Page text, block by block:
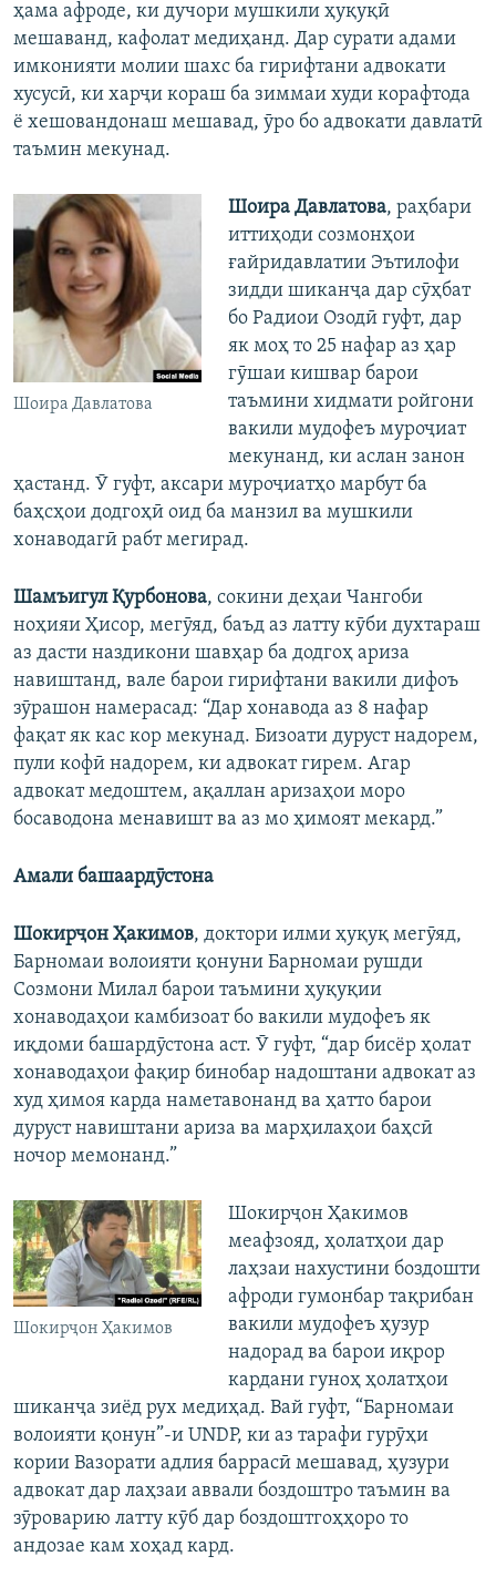
ҳама афроде, ки дучори мушкили ҳуқуқӣ
мешаванд, кафолат медиҳанд. Дар сурати адами
имконияти молии шахс ба гирифтани адвокати
хусусӣ, ки харҷи кораш ба зиммаи худи корафтода
ё хешовандонаш мешавад, ӯро бо адвокати давлатӣ
таъмин мекунад.
Шоира Давлатова
Шоира Давлатова, раҳбари
иттиҳоди созмонҳои
ғайридавлатии Эътилофи
зидди шиканҷа дар сӯҳбат
бо Радиои Озодӣ гуфт, дар
як моҳ то 25 нафар аз ҳар
гӯшаи кишвар барои
таъмини хидмати ройгони
вакили мудофеъ муроҷиат
мекунанд, ки аслан занон
ҳастанд. Ӯ гуфт, аксари муроҷиатҳо марбут ба
баҳсҳои додгоҳӣ оид ба манзил ва мушкили
хонаводагӣ рабт мегирад.
Шамъигул Қурбонова, сокини деҳаи Чангоби
ноҳияи Ҳисор, мегӯяд, баъд аз латту кӯби духтараш
аз дасти наздикони шавҳар ба додгоҳ ариза
навиштанд, вале барои гирифтани вакили дифоъ
зӯрашон намерасад: “Дар хонавода аз 8 нафар
фақат як кас кор мекунад. Бизоати дуруст надорем,
пули кофӣ надорем, ки адвокат гирем. Агар
адвокат медоштем, ақаллан аризаҳои моро
босаводона менавишт ва аз мо ҳимоят мекард.”
Амали башаардӯстона
Шокирҷон Ҳакимов, доктори илми ҳуқуқ мегӯяд,
Барномаи волоияти қонуни Барномаи рушди
Созмони Милал барои таъмини ҳуқуқии
хонаводаҳои камбизоат бо вакили мудофеъ як
иқдоми башардӯстона аст. Ӯ гуфт, “дар бисёр ҳолат
хонаводаҳои фақир бинобар надоштани адвокат аз
худ ҳимоя карда наметавонанд ва ҳатто барои
дуруст навиштани ариза ва марҳилаҳои баҳсӣ
ночор мемонанд.”
Шокирҷон Ҳакимов
Шокирҷон Ҳакимов
меафзояд, ҳолатҳои дар
лаҳзаи нахустини боздошти
афроди гумонбар тақрибан
вакили мудофеъ ҳузур
надорад ва барои иқрор
кардани гуноҳ ҳолатҳои
шиканҷа зиёд рух медиҳад. Вай гуфт, “Барномаи
волоияти қонун”-и UNDP, ки аз тарафи гурӯҳи
кории Вазорати адлия баррасӣ мешавад, ҳузури
адвокат дар лаҳзаи аввали боздоштро таъмин ва
зӯроварию латту кӯб дар боздоштгоҳҳоро то
андозае кам хоҳад кард.